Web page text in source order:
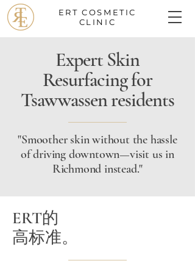
ERTCOSMETIC
CLINIC
Expert Skin
Resurfacing for
Tsawwassen residents
"Smoother skin without the hassle
of driving downtown—visit us in
Richmond instead."
ERT的
高标准。